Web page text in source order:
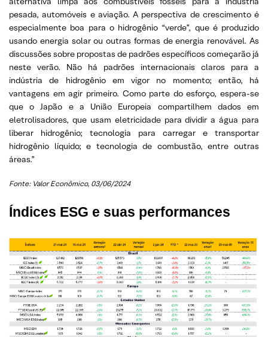
pesada, automóveis e aviação. A perspectiva de crescimento é
especialmente boa para o hidrogênio “verde”, que é produzido
usando energia solar ou outras formas de energia renovável. As
discussões sobre propostas de padrões específicos começarão já
neste verão. Não há padrões internacionais claros para a
indústria de hidrogênio em vigor no momento; então, há
vantagens em agir primeiro. Como parte do esforço, espera-se
que o Japão e a União Europeia compartilhem dados em
eletrolisadores, que usam eletricidade para dividir a água para
liberar hidrogênio; tecnologia para carregar e transportar
hidrogênio líquido; e tecnologia de combustão, entre outras
áreas.”
Fonte: Valor Econômico, 03/06/2024
Índices ESG e suas performances